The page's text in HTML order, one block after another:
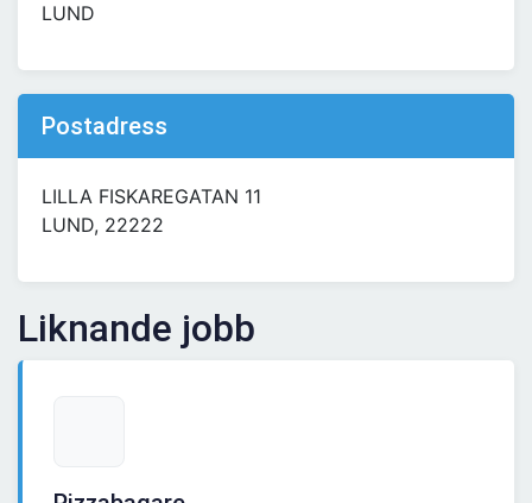
LUND
Postadress
LILLA FISKAREGATAN 11
LUND, 22222
Liknande jobb